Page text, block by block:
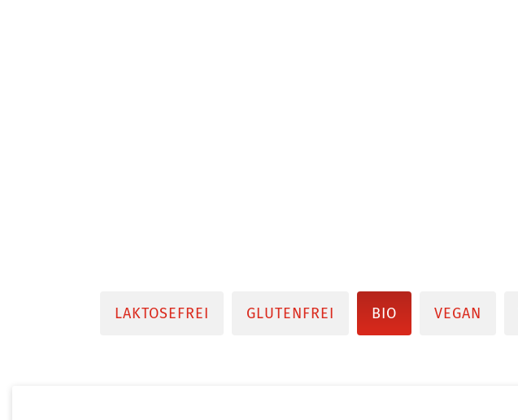
LAKTOSEFREI GLUTENFREI BIO VEGAN